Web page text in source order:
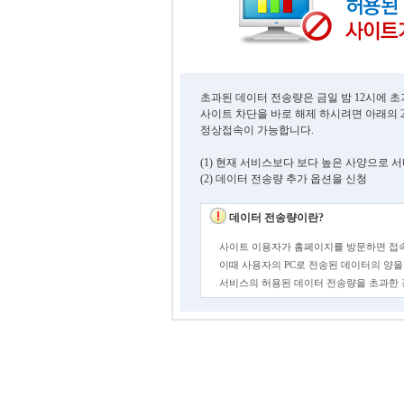
초과된 데이터 전송량은 금일 밤 12시에
사이트 차단을 바로 해제 하시려면 아래의
정상접속이 가능합니다.
(1) 현재 서비스보다 보다 높은 사양으로
(2) 데이터 전송량 추가 옵션을 신청
데이터 전송량이란?
사이트 이용자가 홈페이지를 방문하면 접
이때 사용자의 PC로 전송된 데이터의 양
서비스의 허용된 데이터 전송량을 초과